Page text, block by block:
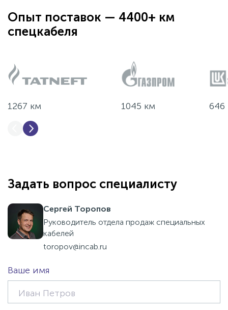
Опыт поставок — 4400+ км
спецкабеля
1267 км 1045 км 646
Задать вопрос специалисту
Сергей Торопов
Руководитель отдела продаж специальных
кабелей
toropov@incab.ru
Ваше имя